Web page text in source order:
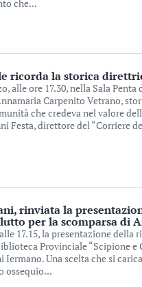
che...
ricorda la storica
alle ore 17.30, nella Sala
Carpenito Vetrano,
che credeva nel valore
Festa, direttore del “Corriere
rinviata la
per la scomparsa di
17.15, la presentazione
Provinciale “Scipione e
Una scelta che si
ossequio...